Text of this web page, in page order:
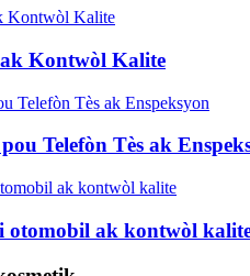
Kontwòl Kalite
Telefòn Tès ak
otomobil ak kontwòl